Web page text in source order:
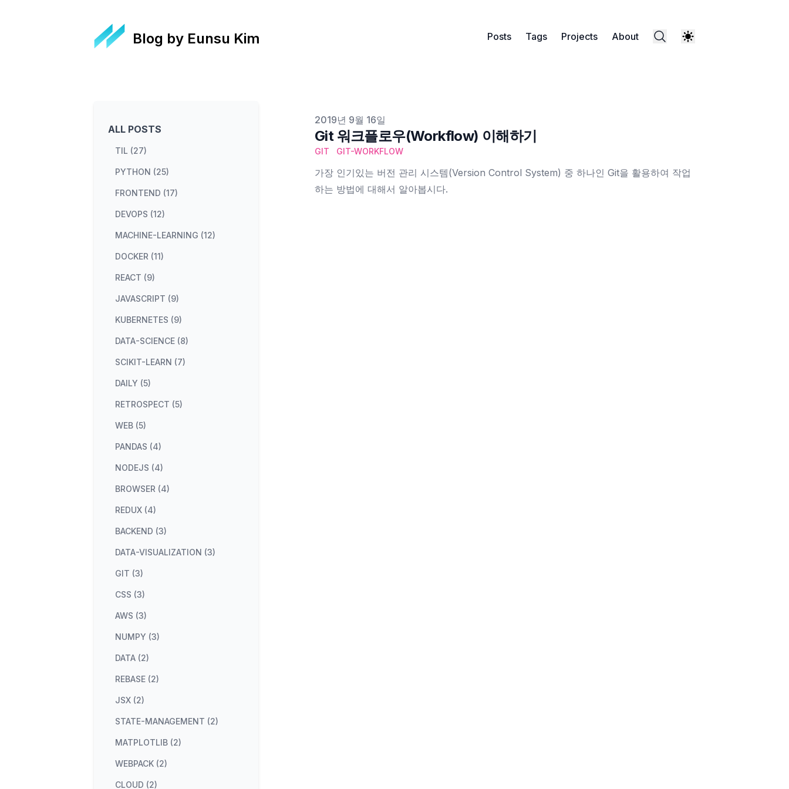
Blog by Eunsu Kim Posts Tags Projects About
ALL POSTS
TIL (27)
PYTHON (25)
FRONTEND (17)
DEVOPS (12)
MACHINE-LEARNING (12)
DOCKER (11)
REACT (9)
JAVASCRIPT (9)
KUBERNETES (9)
DATA-SCIENCE (8)
SCIKIT-LEARN (7)
DAILY (5)
RETROSPECT (5)
WEB (5)
PANDAS (4)
NODEJS (4)
BROWSER (4)
REDUX (4)
BACKEND (3)
DATA-VISUALIZATION (3)
GIT (3)
CSS (3)
AWS (3)
NUMPY (3)
DATA (2)
REBASE (2)
JSX (2)
STATE-MANAGEMENT (2)
MATPLOTLIB (2)
WEBPACK (2)
CLOUD (2)
Published on
2019년 9월 16일
Git 워크플로우(Workflow) 이해하기
GIT GIT-WORKFLOW
가장 인기있는 버전 관리 시스템(Version Control System) 중 하나인 Git을 활용하여 작업
하는 방법에 대해서 알아봅시다.